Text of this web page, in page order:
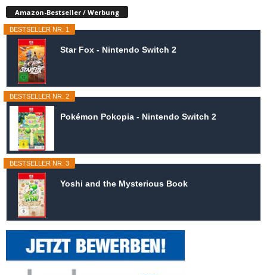
Amazon-Bestseller / Werbung
BESTSELLER NR. 1
Star Fox - Nintendo Switch 2
BESTSELLER NR. 2
Pokémon Pokopia - Nintendo Switch 2
BESTSELLER NR. 3
Yoshi and the Mysterious Book